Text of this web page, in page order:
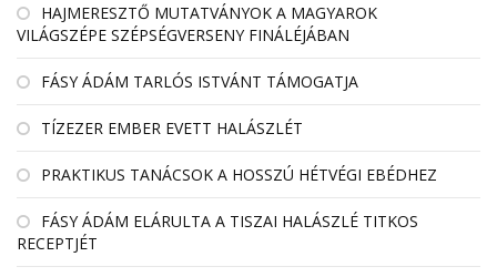
HAJMERESZTŐ MUTATVÁNYOK A MAGYAROK
VILÁGSZÉPE SZÉPSÉGVERSENY FINÁLÉJÁBAN
FÁSY ÁDÁM TARLÓS ISTVÁNT TÁMOGATJA
TÍZEZER EMBER EVETT HALÁSZLÉT
PRAKTIKUS TANÁCSOK A HOSSZÚ HÉTVÉGI EBÉDHEZ
FÁSY ÁDÁM ELÁRULTA A TISZAI HALÁSZLÉ TITKOS
RECEPTJÉT